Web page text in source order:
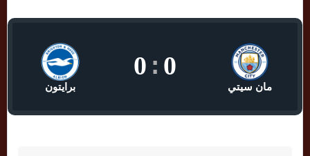
مان سيتي
0
:
0
برايتون